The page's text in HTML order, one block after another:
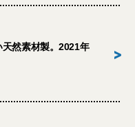
然素材製。2021年
>